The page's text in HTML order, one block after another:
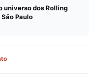
universo dos Rolling
Paulo